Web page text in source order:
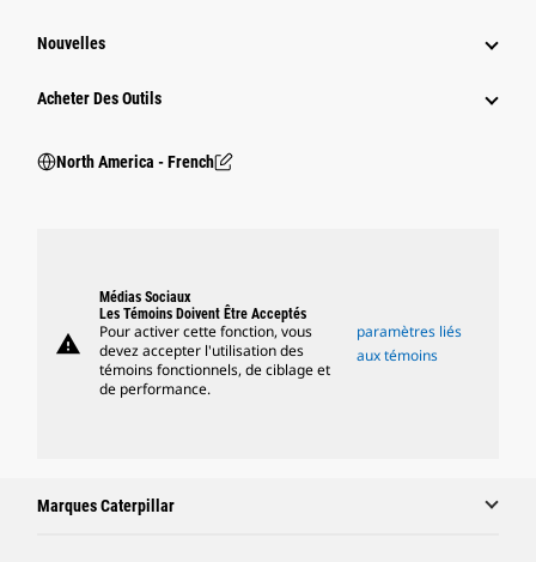
Nouvelles
Acheter Des Outils
North America - French
warning
Médias Sociaux
Les Témoins Doivent Être Acceptés
Pour activer cette fonction, vous
devez accepter l'utilisation des
témoins fonctionnels, de ciblage et
de performance.
paramètres liés
aux témoins
Marques Caterpillar